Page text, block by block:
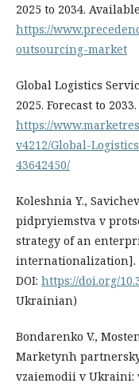
2025 to 2034.
https://
outsourcing-market
Global Logistics
2025. Forecast to
https://
v4212/Global-
43642450/
Koleshnia Y.,
pidpryiemstva v
strategy of an
internationalization].
DOI: https://doi.org/
Ukrainian)
Bondarenko V.,
Marketynh
vzaiemodii v Ukraini: